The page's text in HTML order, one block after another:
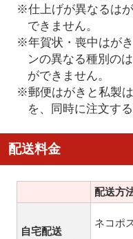
※仕上げが異なるは
できません。
※年賀状・喪中はが
ンの異なる種別の
ができません。
※郵便はがきと私製
を、同時に注文す
配送料金
配送方
自宅配送
ネコポ